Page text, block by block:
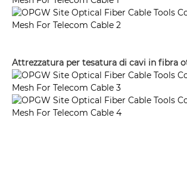
Attrezzatura per tesatura di cavi in ​​fibra